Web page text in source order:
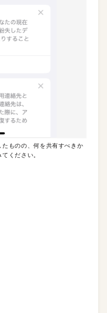
ものの、何を共有すべきか
ください。